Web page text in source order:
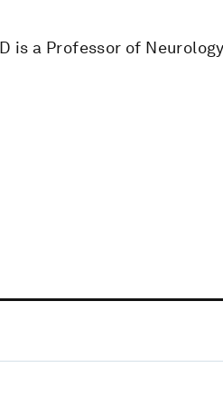
is a Professor of